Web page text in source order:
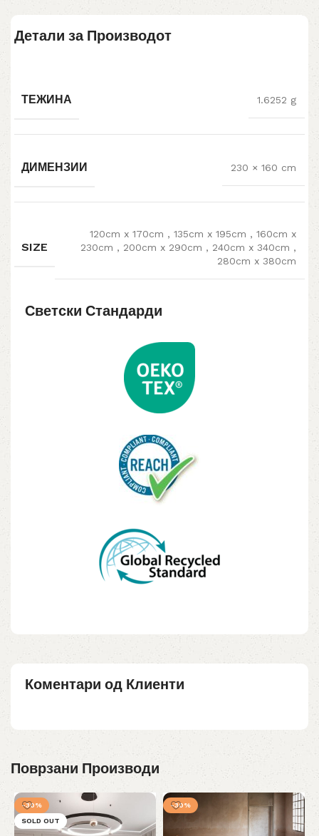
Детали за Производот
ТЕЖИНА 1.6252 g
ДИМЕНЗИИ 230 × 160 cm
SIZE
120cm x 170cm , 135cm x 195cm , 160cm x
230cm , 200cm x 290cm , 240cm x 340cm ,
280cm x 380cm
Светски Стандарди
Коментари од Клиенти
Поврзани Производи
-30%
SOLD OUT
-30%